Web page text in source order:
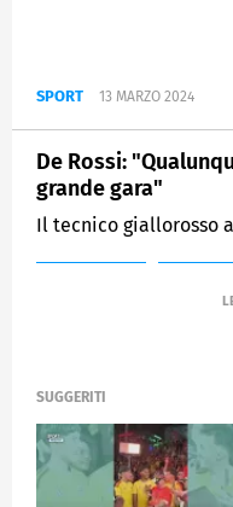
SPORT 13 MARZO 2024
De Rossi:
grande gara"
Il tecnico giallorosso
SUGGERITI